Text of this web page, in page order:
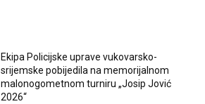
Ekipa Policijske uprave vukovarsko-
srijemske pobijedila na memorijalnom
malonogometnom turniru „Josip Jović
2026“